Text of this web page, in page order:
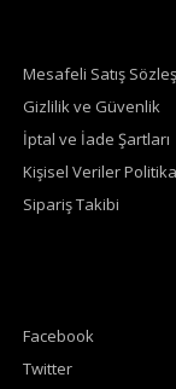
Mesafeli Satış
Gizlilik ve Güvenlik
İptal ve İade Şartları
Kişisel Veriler
Sipariş Takibi
Facebook
Twitter